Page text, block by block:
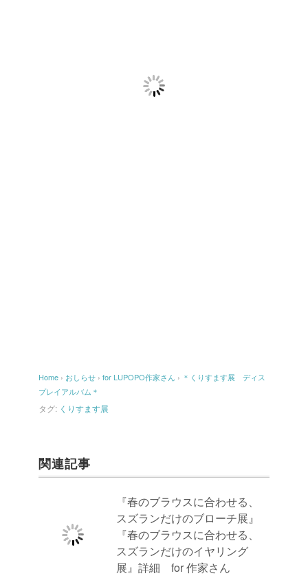
Home › おしらせ › for LUPOPO作家さん › ＊くりすます展 ディス
プレイアルバム＊
タグ: くりすます展
関連記事
『春のブラウスに合わせる、
スズランだけのブローチ展』
『春のブラウスに合わせる、
スズランだけのイヤリング
展』詳細 for 作家さん